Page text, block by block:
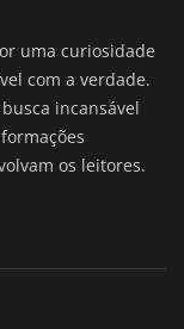
uma curiosidade
com a verdade.
incansável
os leitores.